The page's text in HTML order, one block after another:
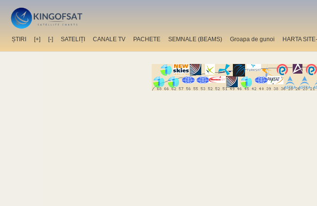
ȘTIRI [+] [-] SATELIȚI CANALE TV PACHETE SEMNALE (BEAMS) Groapa de gunoi HARTA